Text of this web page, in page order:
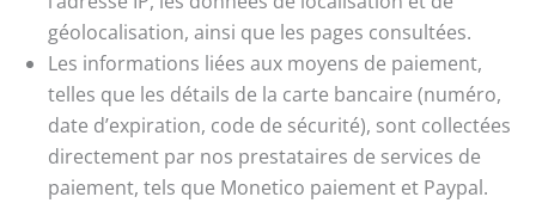
géolocalisation, ainsi que les pages consultées.
Les informations liées aux moyens de paiement,
telles que les détails de la carte bancaire (numéro,
date d’expiration, code de sécurité), sont collectées
directement par nos prestataires de services de
paiement, tels que Monetico paiement et Paypal.